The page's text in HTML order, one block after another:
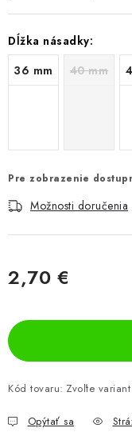
Dĺžka násadky:
36 mm
40 mm
Pre zobrazenie
Možnosti doručenia
2,70 €
Kód tovaru: Zvoľte variant
Opýtať sa